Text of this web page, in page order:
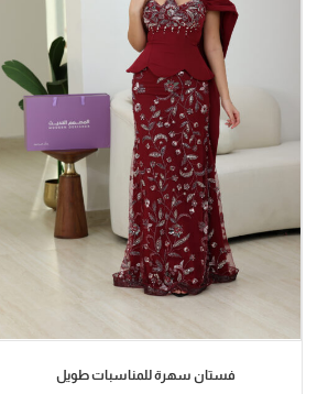
فستان سهرة للمناسبات طويل